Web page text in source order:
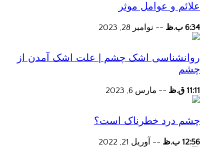
علائم و عوامل موثر
6:34 ب.ظ -- نوامبر 28, 2023
روانشناسی اشک چشم | علت اشک آمدن از
چشم
11:11 ق.ظ -- مارس 6, 2023
چشم درد خطرناک است؟
12:56 ب.ظ -- آوریل 21, 2022